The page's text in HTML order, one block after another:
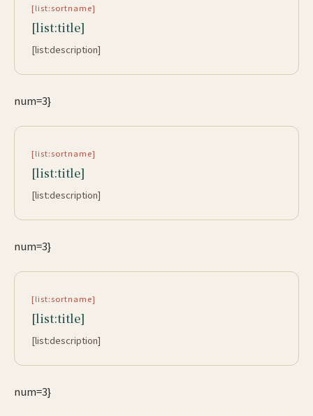
[list:sortname]
[list:title]
[list:description]
num=3}
[list:sortname]
[list:title]
[list:description]
num=3}
[list:sortname]
[list:title]
[list:description]
num=3}